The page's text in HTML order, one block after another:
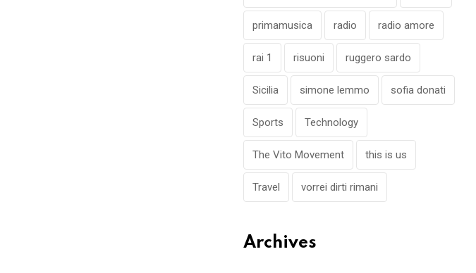
primamusica radio radio amore
rai 1 risuoni ruggero sardo
Sicilia simone lemmo sofia donati
Sports Technology
The Vito Movement this is us
Travel vorrei dirti rimani
Archives